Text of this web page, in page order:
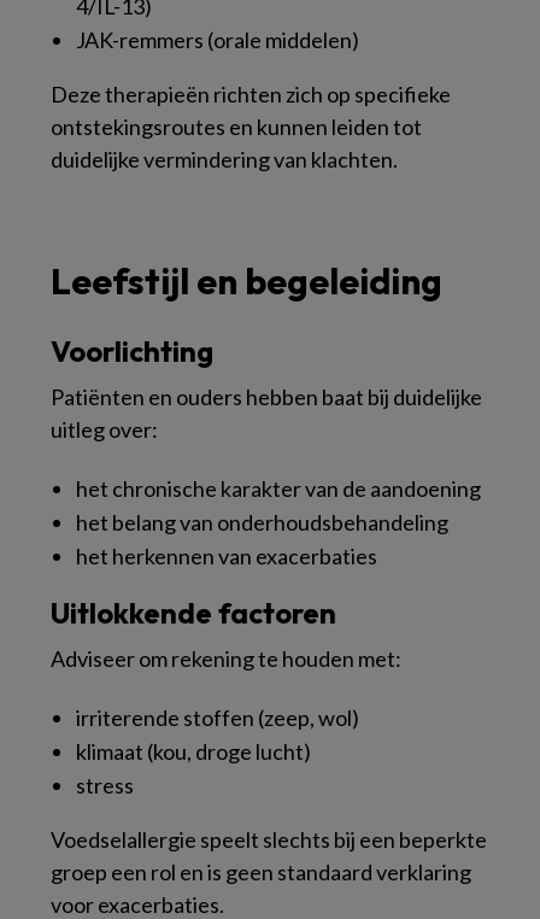
4/IL-13)
JAK-remmers (orale middelen)
Deze therapieën richten zich op specifieke
ontstekingsroutes en kunnen leiden tot
duidelijke vermindering van klachten.
Leefstijl en begeleiding
Voorlichting
Patiënten en ouders hebben baat bij duidelijke
uitleg over:
het chronische karakter van de aandoening
het belang van onderhoudsbehandeling
het herkennen van exacerbaties
Uitlokkende factoren
Adviseer om rekening te houden met:
irriterende stoffen (zeep, wol)
klimaat (kou, droge lucht)
stress
Voedselallergie speelt slechts bij een beperkte
groep een rol en is geen standaard verklaring
voor exacerbaties.